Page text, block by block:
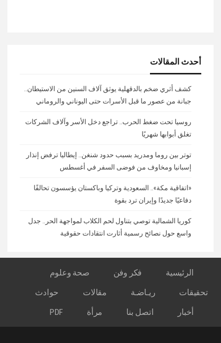
أحدث المقالات
كشف أثري ضخم بالدقهلية يوثق آلاف السنين من الاستيطان..
جبانة من عصور ما قبل الأسرات حتى اليوناني والروماني
روسيا تحت ضغط الحرب.. تراجع دخل الأسر وآلاف الشركات
تغلق أبوابها شهريًا
توتر بين روما ومدريد بسبب حدود شنغن.. إيطاليا ترفض إنذار
إسبانيا ومخاوف من فوضى السفر في أغسطس
«اتفاقية مكة».. السعودية وتركيا وباكستان يؤسسون تحالفًا
دفاعيًا جديدًا وإيران ترد بقوة
كوريا الشمالية توصي بتناول لحم الكلاب لمواجهة الحر.. جدل
واسع حول نصائح رسمية أثارت انتقادات حقوقية
الرئيسية فكر وفن
صحة وعلوم
تحقيقات
ريـاضـة مقالات
حوادث
أخبار
اتصل بنا مرأة PDF